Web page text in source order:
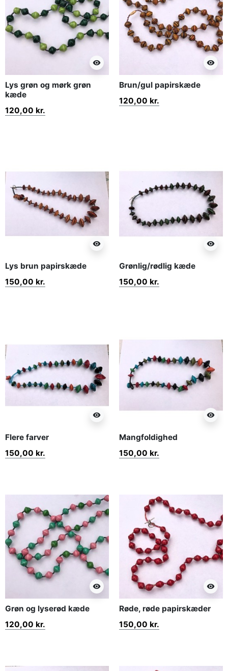
visibility
Lys grøn og mørk grøn
kæde
120,00 kr.
visibility
Brun/gul papirskæde
120,00 kr.
visibility
Lys brun papirskæde
150,00 kr.
visibility
Grønlig/rødlig kæde
150,00 kr.
visibility
Flere farver
150,00 kr.
visibility
Mangfoldighed
150,00 kr.
visibility
Grøn og lyserød kæde
120,00 kr.
visibility
Røde, røde papirskæder
150,00 kr.